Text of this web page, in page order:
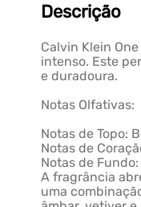
Descrição
Calvin Klein
intenso. Este
e duradoura.
Notas Olfativas:
Notas de Topo:
Notas de
Notas de
A fragrância
uma